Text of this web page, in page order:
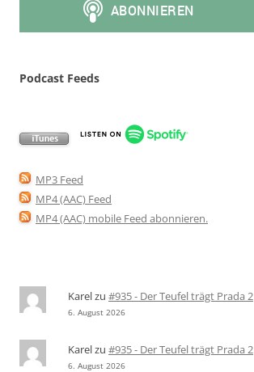
Podcast Feeds
MP3 Feed
MP4 (AAC) Feed
MP4 (AAC) mobile Feed abonnieren.
Karelzu #935 - Der Teufel trägt Prada 2
6. August 2026
Karelzu #935 - Der Teufel trägt Prada 2
6. August 2026